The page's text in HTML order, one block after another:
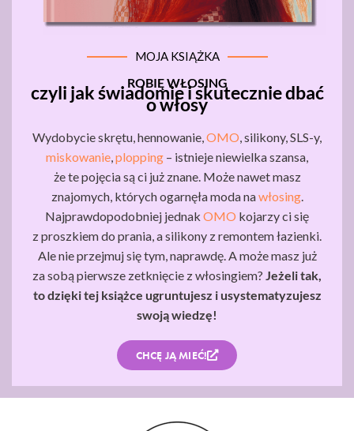
MOJA KSIĄŻKA
ROBIĘ WŁOSING
czyli jak świadomie i skutecznie dbać
o włosy
Wydobycie skrętu, hennowanie,OMO, silikony, SLS-y,
miskowanie,plopping – istnieje niewielka szansa,
że te pojęcia są ci już znane. Może nawet masz
znajomych, których ogarnęła moda nawłosing.
Najprawdopodobniej jednak OMO kojarzy ci się
z proszkiem do prania, a silikony z remontem łazienki.
Ale nie przejmuj się tym, naprawdę. A może masz już
za sobą pierwsze zetknięcie z włosingiem? Jeżeli tak,
to dzięki tej książce ugruntujesz i usystematyzujesz
swoją wiedzę!
CHCĘ JĄ MIEĆ!